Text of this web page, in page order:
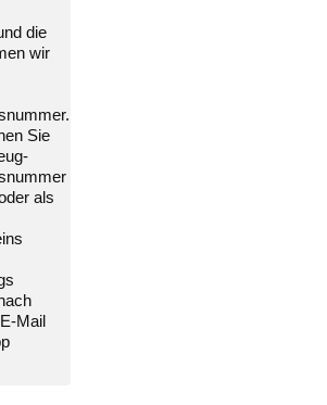
die
wir
.
Sie
als
Mail